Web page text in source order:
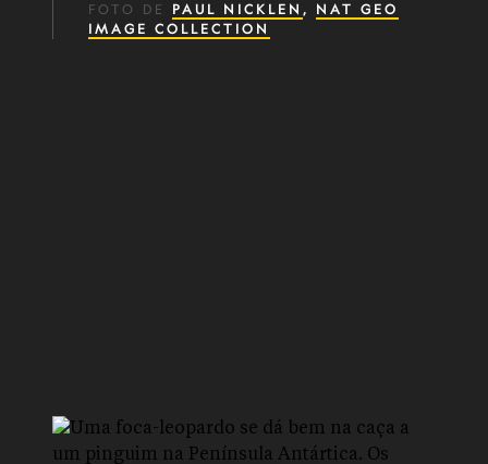
FOTO DE PAUL NICKLEN , NAT GEO
IMAGE COLLECTION